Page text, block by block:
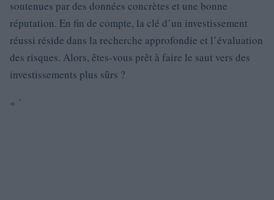
soutenues par des données concrètes et une bonne
réputation. En fin de compte, la clé d’un investissement
réussi réside dans la recherche approfondie et l’évaluation
des risques. Alors, êtes-vous prêt à faire le saut vers des
investissements plus sûrs ?
« `